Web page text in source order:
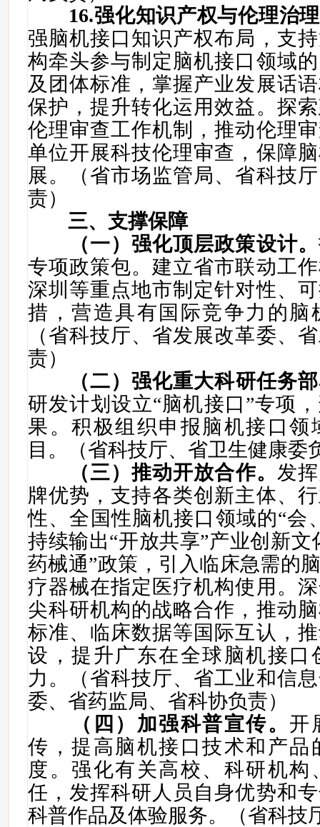
16.强化知识产权与伦理治
强脑机接口知识产权布局，支
构牵头参与制定脑机接口领域
及团体标准，掌握产业发展话
保护，提升转化运用效益。探
伦理审查工作机制，推动伦理
单位开展科技伦理审查，保障
展。（省市场监管局、省科技
责）
三、支撑保障
（一）强化顶层政策设计。
专项政策包。 建立省市联动工
深圳等重点地市制定针对性、
措， 营造具有国际竞争力的脑
（省科技厅、省发展改革委、
责）
（二）强化重大科研任务
研发计划设立“脑机接口”专项
果。积极组织申报脑机接口领
目。
（省科技厅、省卫生健康委
（三）推动开放合作。 发
牌优势，支持各类创新主体、
性、全国性脑机接口领域的“会
持续输出“开放共享”产业创新文
药械通”政策，引入临床急需的
疗器械在指定医疗机构使用。
尖科研机构的战略合作，推动
标准、临床数据等国际互认，
设 ， 提升广东在全球 脑机接口
力。
（省科技厅、省工业和信
委、 省药监局、省科协负责）
（ 四 ）加强科普宣传。 开
传，提高脑机接口技术和产品
度 。强化有关高校、科研机构
任，发挥科研人员自身优势和
科普作品及体验服务。 （省科